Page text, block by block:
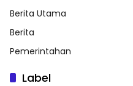
Berita Utama
Berita
Pemerintahan
Label